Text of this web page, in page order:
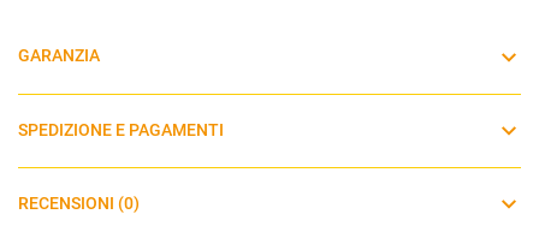
GARANZIA
SPEDIZIONE E PAGAMENTI
RECENSIONI (0)